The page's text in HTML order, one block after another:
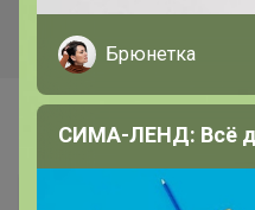
Самые
Брюнетка
СИМА-ЛЕНД: Всё